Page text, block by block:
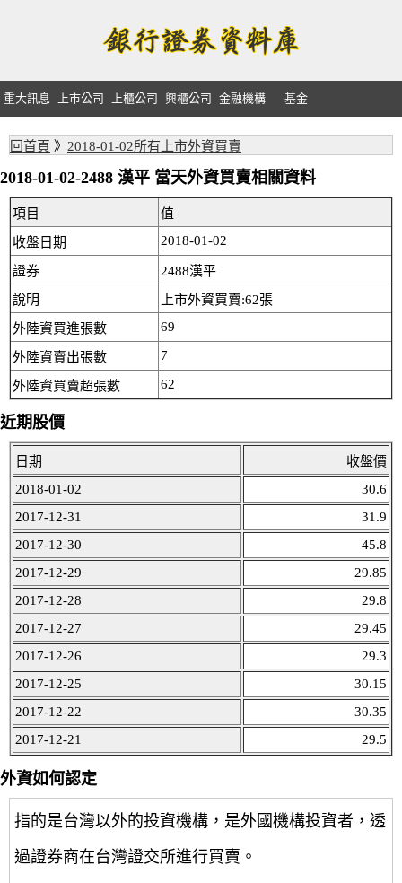
重大訊息 上市公司 上櫃公司 興櫃公司 金融機構 基金
回首頁 》 2018-01-02所有上市外資買賣
2018-01-02-2488 漢平 當天外資買賣相關資料
項目
值
收盤日期
2018-01-02
證券
2488漢平
說明
上市外資買賣:62張
外陸資買進張數
69
外陸資賣出張數 7
外陸資買賣超張數 62
近期股價
日期
收盤價
2018-01-02
30.6
2017-12-31
31.9
2017-12-30
45.8
2017-12-29
29.85
2017-12-28
29.8
2017-12-27
29.45
2017-12-26
29.3
2017-12-25
30.15
2017-12-22
30.35
2017-12-21
29.5
外資如何認定
指的是台灣以外的投資機構，是外國機構投資者，透
過證券商在台灣證交所進行買賣。